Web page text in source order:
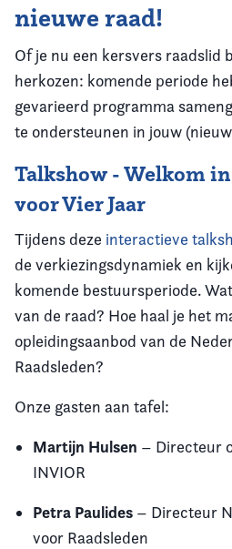
nieuwe raad!
Of je nu een kersvers raadslid
herkozen: komende periode
gevarieerd programma
te ondersteunen in jouw
Talkshow - Welkom
voor Vier Jaar
Tijdens deze interactieve
de verkiezingsdynamiek en
komende bestuursperiode.
van de raad? Hoe haal je het
opleidingsaanbod van de
Raadsleden?
Onze gasten aan tafel:
Martijn Hulsen – Directeur
INVIOR
Petra Paulides – Directeur
voor Raadsleden